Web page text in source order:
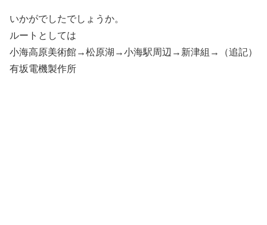
いかがでしたでしょうか。
ルートとしては
小海高原美術館→松原湖→小海駅周辺→新津組→（追記）
有坂電機製作所